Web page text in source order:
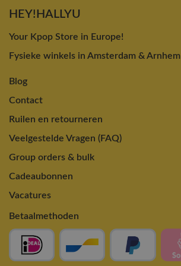
HEY!HALLYU
Your Kpop Store in Europe!
Fysieke winkels in Amsterdam & Arnhem
Blog
Contact
Ruilen en retourneren
Veelgestelde Vragen (FAQ)
Group orders & bulk
Cadeaubonnen
Vacatures
Betaalmethoden